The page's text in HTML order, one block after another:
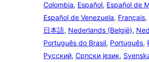
Colombia, Español, Español de
Español de Venezuela, Français,
日本語, Nederlands (België),
Português do Brasil, Português,
Русский, Српски језик,